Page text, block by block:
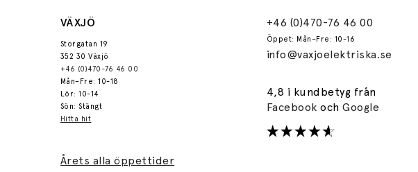
VÄXJÖ
Storgatan 19
352 30 Växjö
+46 (0)470-76 46 00
Mån–Fre: 10-18
Lör: 10-14
Sön: Stängt
Hitta hit
Årets alla öppettider
+46 (0)470-76 46 00
Öppet: Mån–Fre: 10-16
info@vaxjoelektriska.se
4,8 i kundbetyg från
FacebookochGoogle